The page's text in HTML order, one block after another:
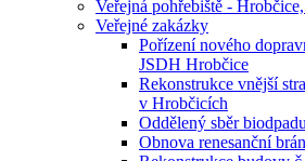
Veřejná pohřebiště -
Veřejné zakázky
Pořízení nového
JSDH Hrobčice
Rekonstrukce vnější
v Hrobčicích
Oddělený sběr
Obnova renesanční